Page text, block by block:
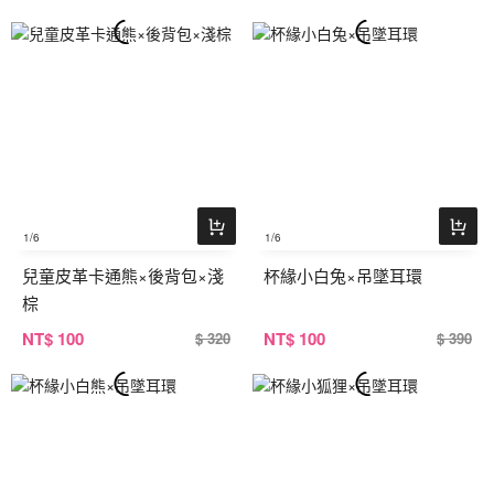
1/6
兒童皮革卡通熊×後背包×淺
棕
NT$ 100 $ 320
1/6
杯緣小白兔×吊墜耳環
NT$ 100 $ 390